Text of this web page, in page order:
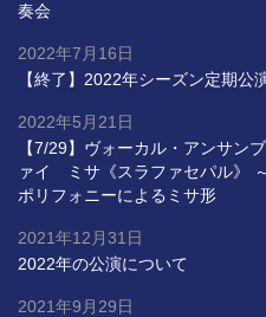
奏会
【終了】2022年シーズン定期
2022年7月16日
【7/29】ヴォーカル・アンサン
ァイ ミサ《スラファセパル》
ポリフォニーによるミサ形
2022年5月21日
2022年の公演について
2021年12月31日
2021年9月29日